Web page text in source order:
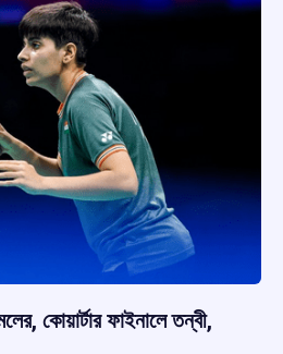
কোয়ার্টার ফাইনালে তন্বী,